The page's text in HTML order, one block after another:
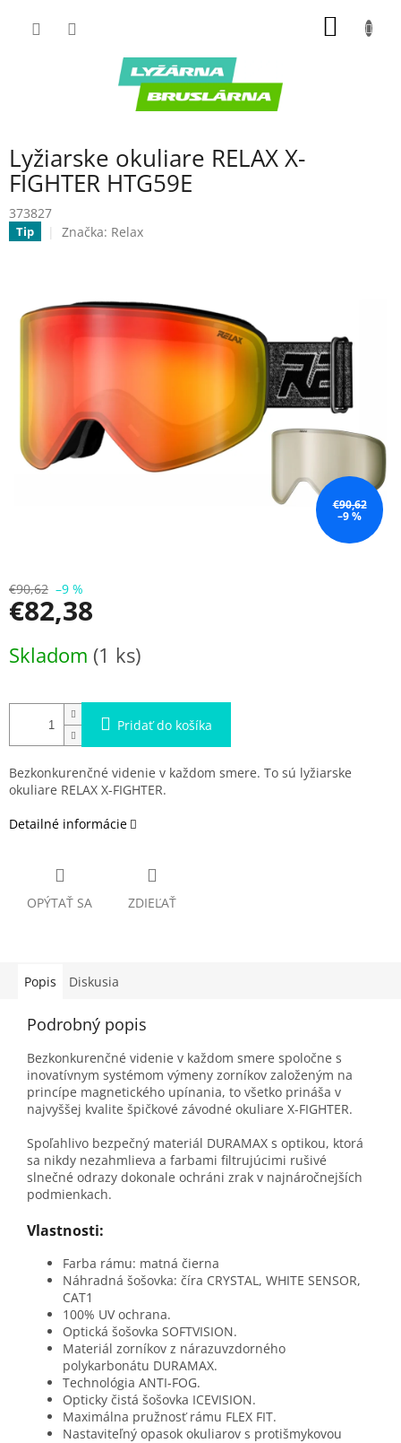
Lyžiarske okuliare RELAX X-
FIGHTER HTG59E
373827
Tip Značka: Relax
€90,62
–9 %
€90,62 –9 %
€82,38
cena:
Skladom (1 ks)
Pridať do košíka
Bezkonkurenčné videnie v každom smere. To sú lyžiarske
okuliare RELAX X-FIGHTER.
Detailné informácie
OPÝTAŤ SA ZDIEĽAŤ
Popis Diskusia
Podrobný popis
Bezkonkurenčné videnie v každom smere spoločne s
inovatívnym systémom výmeny zorníkov založeným na
princípe magnetického upínania, to všetko prináša v
najvyššej kvalite špičkové závodné okuliare X-FIGHTER.
Spoľahlivo bezpečný materiál DURAMAX s optikou, ktorá
sa nikdy nezahmlieva a farbami filtrujúcimi rušivé
slnečné odrazy dokonale ochráni zrak v najnáročnejších
podmienkach.
Vlastnosti:
Farba rámu: matná čierna
Náhradná šošovka: číra CRYSTAL, WHITE SENSOR,
CAT1
100% UV ochrana.
Optická šošovka SOFTVISION.
Materiál zorníkov z nárazuvzdorného
polykarbonátu DURAMAX.
Technológia ANTI-FOG.
Opticky čistá šošovka ICEVISION.
Maximálna pružnosť rámu FLEX FIT.
Nastaviteľný opasok okuliarov s protišmykovou